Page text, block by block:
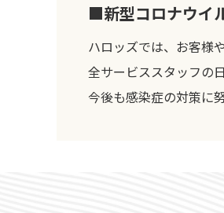
■新型コロナウイ
ハロッズでは、お客様
全サービススタッフの
今後も感染症の対策に